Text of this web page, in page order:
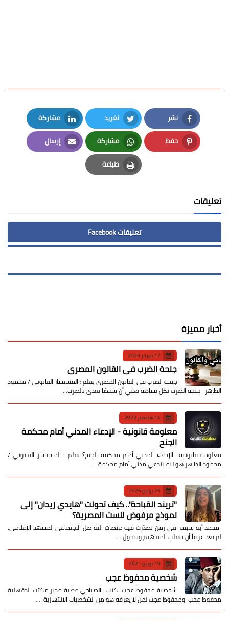
نشر
Facebook
تغريد
Twitter
مشاركة
LinkedIn
حفظ
Pinterest
مشاركة
Whatsapp
إرسال
Email
طباعة
Print
تعليقات
تعليقات Facebook
أخبار مميزة
17 فبراير 2023
جنحة الضرب في القانون المصري
جنحة الضرب في القانون المصري بقلم : المستشار القانوني / محمود
الطاهر جنحة الضرب بكل بساطة تعني أن شخصًا تعدى بالضرب…
14 سبتمبر 2022
معلومة قانونية - الإدعاء المدني أمام محكمة
الجنح
معلومة قانونية الإدعاء المدني أمام محكمة الجنح؟ بقلم : المستشار القانوني /
محمود الطاهر هو ليه بندعي مدني أمام محكمة …
25 يوليو 2026
​"تريند القباحة".. كيف تحولت "هايدي زيدان" إلى
نموذج مرفوض للست المصرية؟
​ محمد أبو سيف ​في زمن تصدّرت فيه منصات التواصل الاجتماعي المشهد الإعلامي،
لم يعد غريباً أن تنقلب المفاهيم وتتحول …
10 يونيو 2021
شخصية محفوظ عجب
شخصية محفوظ عجب كتب : الصباحي عطية مدير مكتب الدقهلية
محفوظ عجب ومحفوظ عجب لمن لا يعرفه هو من الشخصيات الانتهازية ا…